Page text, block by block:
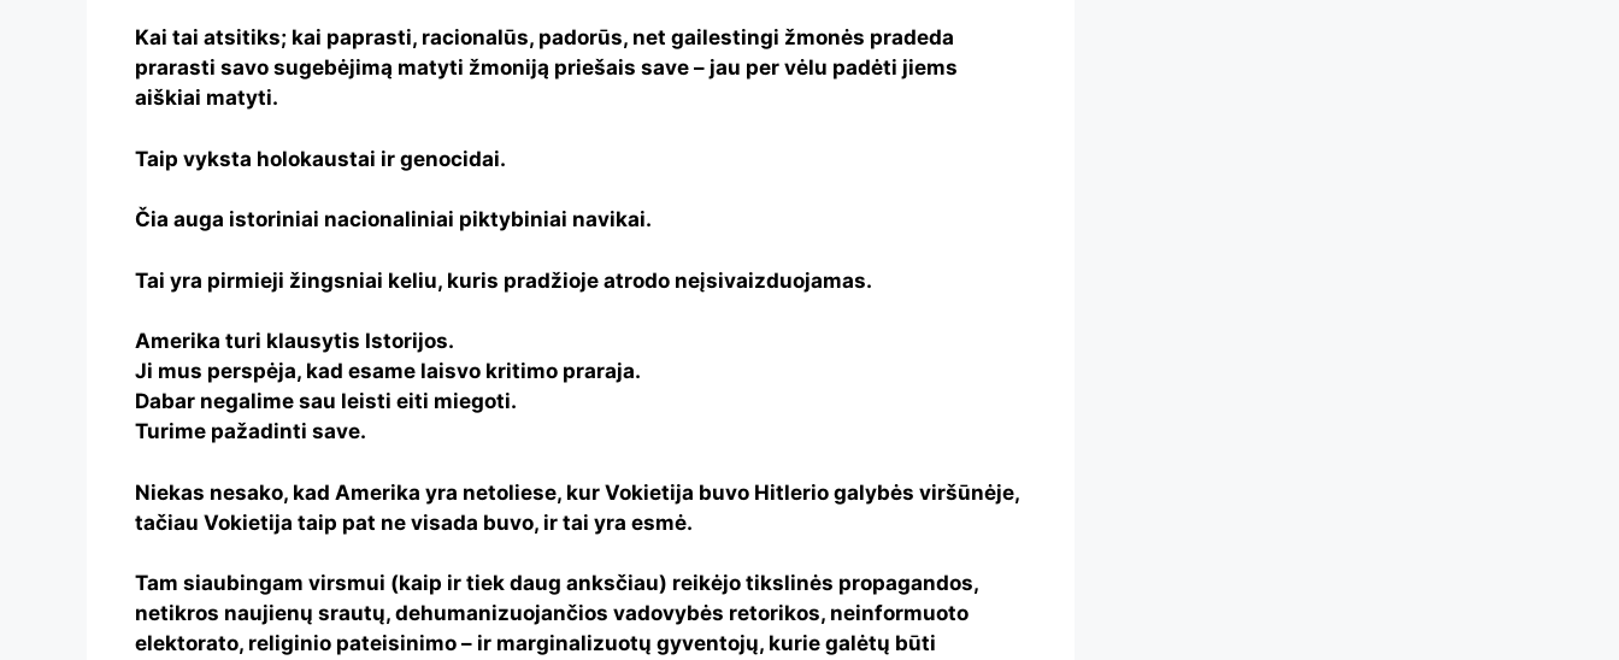
Kai tai atsitiks; kai paprasti, racionalūs, padorūs, net gailestingi žmonės pradeda
prarasti savo sugebėjimą matyti žmoniją priešais save – jau per vėlu padėti jiems
aiškiai matyti.
Taip vyksta holokaustai ir genocidai.
Čia auga istoriniai nacionaliniai piktybiniai navikai.
Tai yra pirmieji žingsniai keliu, kuris pradžioje atrodo neįsivaizduojamas.
Amerika turi klausytis Istorijos.
Ji mus perspėja, kad esame laisvo kritimo praraja.
Dabar negalime sau leisti eiti miegoti.
Turime pažadinti save.
Niekas nesako, kad Amerika yra netoliese, kur Vokietija buvo Hitlerio galybės viršūnėje,
tačiau Vokietija taip pat ne visada buvo, ir tai yra esmė.
Tam siaubingam virsmui (kaip ir tiek daug anksčiau) reikėjo tikslinės propagandos,
netikros naujienų srautų, dehumanizuojančios vadovybės retorikos, neinformuoto
elektorato, religinio pateisinimo – ir marginalizuotų gyventojų, kurie galėtų būti